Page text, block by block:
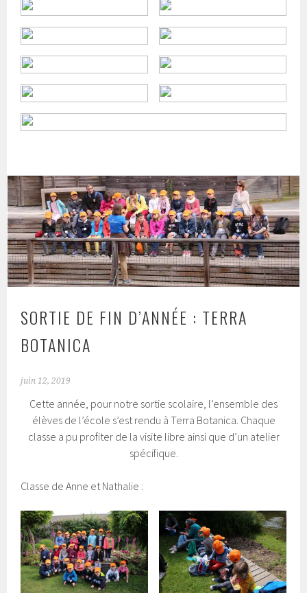
SORTIE DE FIN D’ANNÉE : TERRA
BOTANICA
juin 12, 2019
Cette année, pour notre sortie scolaire, l’ensemble des
élèves de l’école s’est rendu à Terra Botanica. Chaque
classe a pu profiter de la visite libre ainsi que d’un atelier
spécifique.
Classe de Anne et Nathalie :